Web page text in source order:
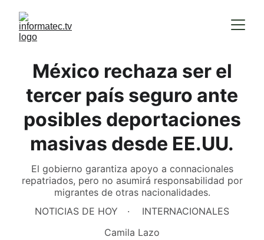
México rechaza ser el
tercer país seguro ante
posibles deportaciones
masivas desde EE.UU.
El gobierno garantiza apoyo a connacionales
repatriados, pero no asumirá responsabilidad por
migrantes de otras nacionalidades.
NOTICIAS DE HOY
INTERNACIONALES
Camila Lazo